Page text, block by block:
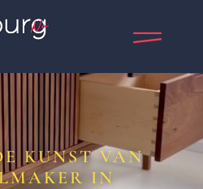
KUNST VAN
IN